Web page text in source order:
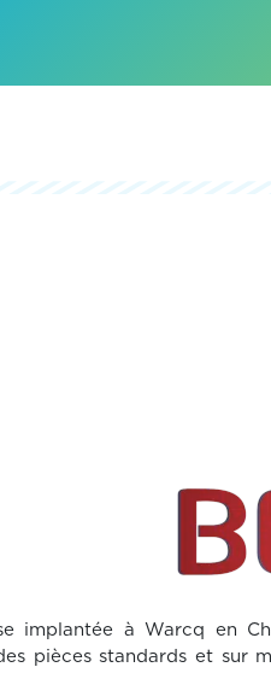
implantée à Warcq en
pièces standards et